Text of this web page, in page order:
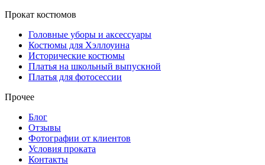
Прокат костюмов
Головные уборы и аксессуары
Костюмы для Хэллоуина
Исторические костюмы
Платья на школьный выпускной
Платья для фотосессии
Прочее
Блог
Отзывы
Фотографии от клиентов
Условия проката
Контакты